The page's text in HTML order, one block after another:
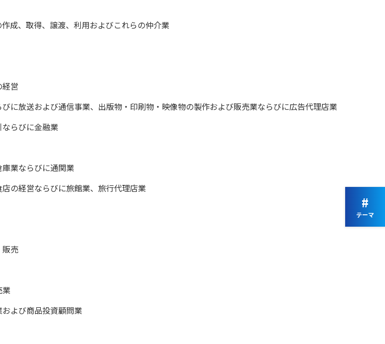
成、取得、譲渡、利用およびこれらの仲介業
営
に放送および通信事業、出版物・印刷物・映像物の製作および販売業ならびに広告代理店業
らびに金融業
業ならびに通関業
の経営ならびに旅館業、旅行代理店業
販売
業
よび商品投資顧問業
#
テーマ